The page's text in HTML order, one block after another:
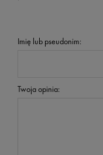
Imię lub pseudonim:
Twoja opinia: